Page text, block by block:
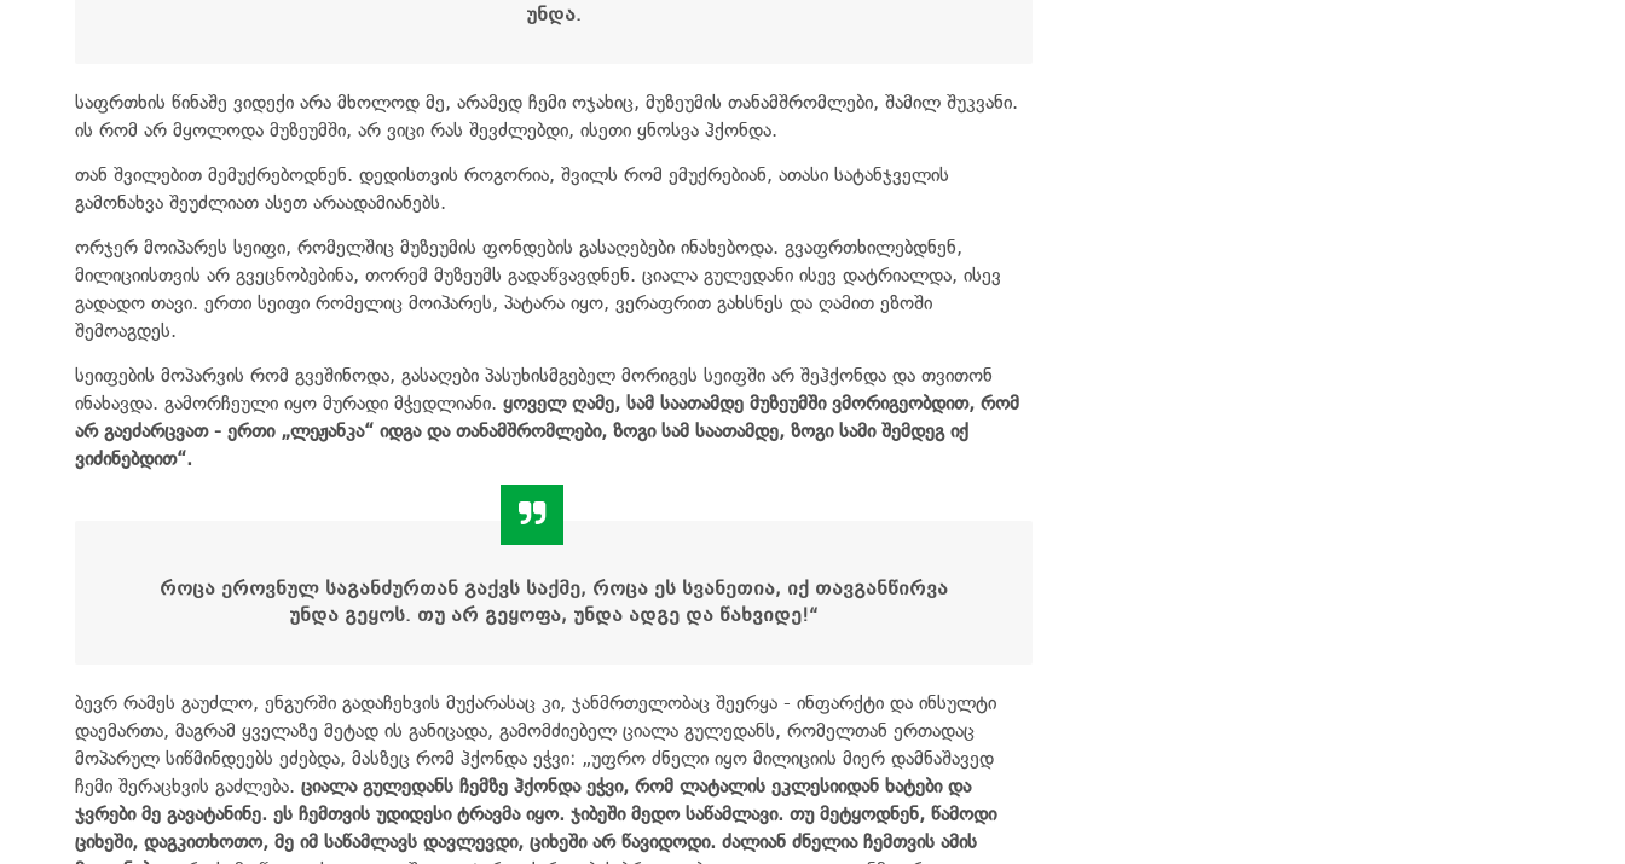
უნდა.
საფრთხის წინაშე ვიდექი არა მხოლოდ მე, არამედ ჩემი ოჯახიც, მუზეუმის თანამშრომლები, შამილ შუკვანი.
ის რომ არ მყოლოდა მუზეუმში, არ ვიცი რას შევძლებდი, ისეთი ყნოსვა ჰქონდა.
თან შვილებით მემუქრებოდნენ. დედისთვის როგორია, შვილს რომ ემუქრებიან, ათასი სატანჯველის
გამონახვა შეუძლიათ ასეთ არაადამიანებს.
ორჯერ მოიპარეს სეიფი, რომელშიც მუზეუმის ფონდების გასაღებები ინახებოდა. გვაფრთხილებდნენ,
მილიციისთვის არ გვეცნობებინა, თორემ მუზეუმს გადაწვავდნენ. ციალა გულედანი ისევ დატრიალდა, ისევ
გადადო თავი. ერთი სეიფი რომელიც მოიპარეს, პატარა იყო, ვერაფრით გახსნეს და ღამით ეზოში
შემოაგდეს.
სეიფების მოპარვის რომ გვეშინოდა, გასაღები პასუხისმგებელ მორიგეს სეიფში არ შეჰქონდა და თვითონ
ინახავდა. გამორჩეული იყო მურადი მჭედლიანი. ყოველ ღამე, სამ საათამდე მუზეუმში ვმორიგეობდით, რომ
არ გაეძარცვათ - ერთი „ლეჟანკა“ იდგა და თანამშრომლები, ზოგი სამ საათამდე, ზოგი სამი შემდეგ იქ
ვიძინებდით“.
როცა ეროვნულ საგანძურთან გაქვს საქმე, როცა ეს სვანეთია, იქ თავგანწირვა
უნდა გეყოს. თუ არ გეყოფა, უნდა ადგე და წახვიდე!“
ბევრ რამეს გაუძლო, ენგურში გადაჩეხვის მუქარასაც კი, ჯანმრთელობაც შეერყა - ინფარქტი და ინსულტი
დაემართა, მაგრამ ყველაზე მეტად ის განიცადა, გამომძიებელ ციალა გულედანს, რომელთან ერთადაც
მოპარულ სიწმინდეებს ეძებდა, მასზეც რომ ჰქონდა ეჭვი: „უფრო ძნელი იყო მილიციის მიერ დამნაშავედ
ჩემი შერაცხვის გაძლება. ციალა გულედანს ჩემზე ჰქონდა ეჭვი, რომ ლატალის ეკლესიიდან ხატები და
ჯვრები მე გავატანინე. ეს ჩემთვის უდიდესი ტრავმა იყო. ჯიბეში მედო საწამლავი. თუ მეტყოდნენ, წამოდი
ციხეში, დაგკითხოთო, მე იმ საწამლავს დავლევდი, ციხეში არ წავიდოდი. ძალიან ძნელია ჩემთვის ამის